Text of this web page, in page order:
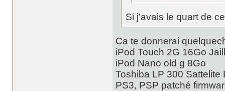
Si j'avais le quart de
Ca te donnerai
iPod Touch 2G 16Go
iPod Nano old g 8Go
Toshiba LP 300
PS3, PSP patché